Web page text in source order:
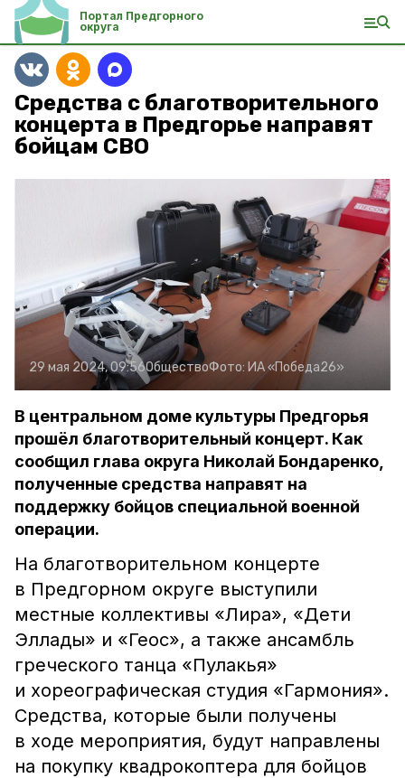
Портал Предгорного
округа
Средства с благотворительного
концерта в Предгорье направят
бойцам СВО
29 мая 2024, 09:56ОбществоФото: ИА «Победа26»
В центральном доме культуры Предгорья
прошёл благотворительный концерт. Как
сообщил глава округа Николай Бондаренко,
полученные средства направят на
поддержку бойцов специальной военной
операции.
На благотворительном концерте
в Предгорном округе выступили
местные коллективы «Лира», «Дети
Эллады» и «Геос», а также ансамбль
греческого танца «Пулакья»
и хореографическая студия «Гармония».
Средства, которые были получены
в ходе мероприятия, будут направлены
на покупку квадрокоптера для бойцов